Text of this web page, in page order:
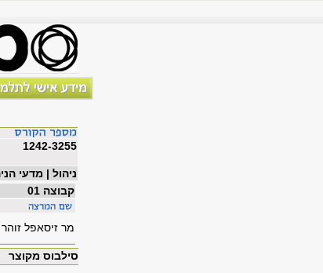
1242-3255
ניהול | מדעי
קבוצה 01
מר זיסאפל זוהר
סילבוס מקוצר